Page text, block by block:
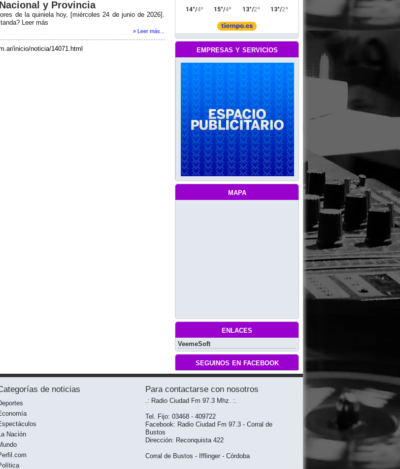
y Provincia
de la quiniela hoy, [miércoles 24 de junio de 2026].
Leer más
» Leer más...
inicio/noticia/14071.html empresas y servicios
mapa
enlaces
VeemeSoft
seguinos en facebook
de noticias
Nación
Para contactarse con nosotros
.: Radio Ciudad Fm 97.3 Mhz. :.
Tel. Fijo: 03468 - 409722
Facebook: Radio Ciudad Fm 97.3 - Corral de
Bustos
Dirección: Reconquista 422
Corral de Bustos - Ifflinger - Córdoba